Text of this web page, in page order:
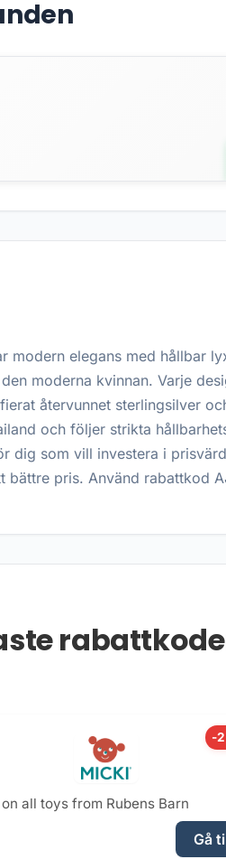
modern elegans med hållbar
moderna kvinnan. Varje
återvunnet sterlingsilver
och följer strikta
som vill investera i
pris. Använd rabattkod
-
all toys from Rubens Barn
Gå